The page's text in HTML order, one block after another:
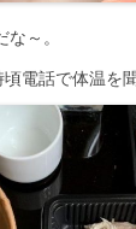
～。
電話で体温を聞